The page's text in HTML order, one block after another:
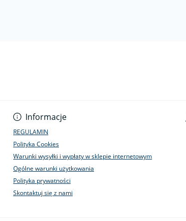
Informacje
REGULAMIN
Polityka Cookies
Warunki wysyłki i wypłaty w sklepie internetowym
Ogólne warunki użytkowania
Polityka prywatności
Skontaktuj się z nami